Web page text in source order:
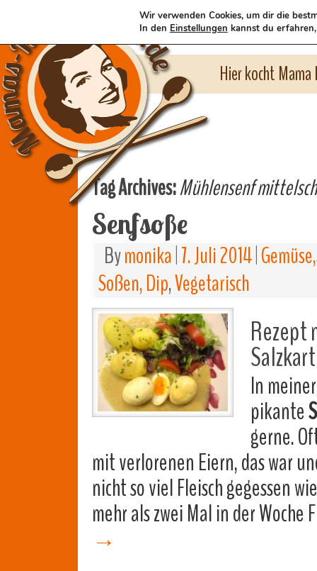
Hier kocht
Tag Archives:Mühlensenf
Senfsoße
Bymonika 7. Juli 2014
Soßen, Dip,Vegetarisch
Rezept
In
pikante
gerne.
mit verlorenen Eiern, das war
nicht so viel Fleisch gegessen
mehr als zwei Mal in der
→
Wir verwenden Cookies, um dir die
In den Einstellungen kannst du